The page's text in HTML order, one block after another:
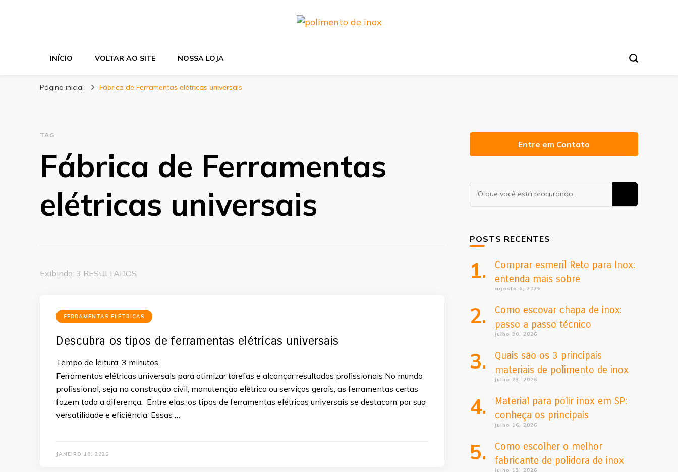
Cir Fujimoto
INÍCIO VOLTAR AO SITE NOSSA LOJA
Página inicial Fábrica de Ferramentas elétricas universais
TAG
Fábrica de Ferramentas
elétricas universais
Exibindo: 3 RESULTADOS
FERRAMENTAS ELÉTRICAS
Descubra os tipos de ferramentas elétricas universais
Tempo de leitura: 3 minutos
Ferramentas elétricas universais para otimizar tarefas e alcançar resultados profissionais No mundo
profissional, seja na construção civil, manutenção elétrica ou serviços gerais, as ferramentas certas
fazem toda a diferença. Entre elas, os tipos de ferramentas elétricas universais se destacam por sua
versatilidade e eficiência. Essas …
JANEIRO 10, 2025
Entre em Contato
Procurando
algo?
POSTS RECENTES
Comprar esmeril Reto para Inox:
entenda mais sobre
agosto 6, 2026
Como escovar chapa de inox:
passo a passo técnico
julho 30, 2026
Quais são os 3 principais
materiais de polimento de inox
julho 23, 2026
Material para polir inox em SP:
conheça os principais
julho 16, 2026
Como escolher o melhor
fabricante de polidora de inox
julho 13, 2026